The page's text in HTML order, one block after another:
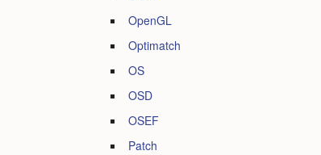
OpenGL
Optimatch
OS
OSD
OSEF
Patch